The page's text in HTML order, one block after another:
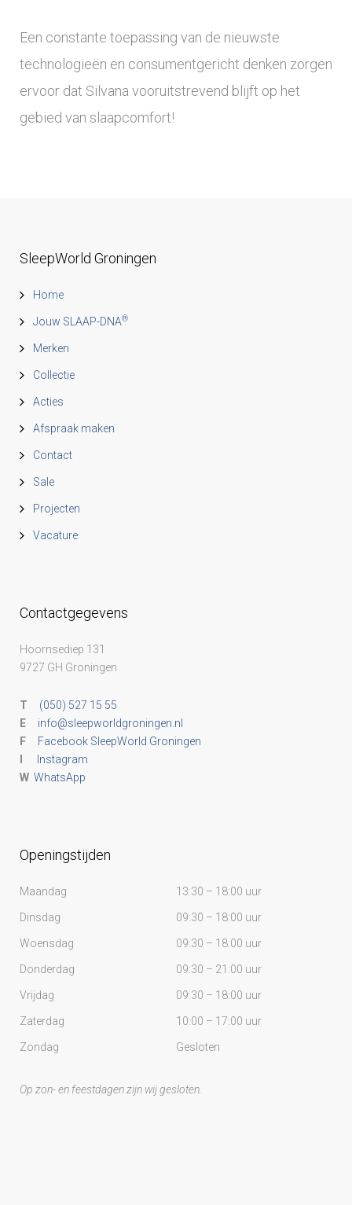
Een constante toepassing van de nieuwste
technologieën en consumentgericht denken zorgen
ervoor dat Silvana vooruitstrevend blijft op het
gebied van slaapcomfort!
SleepWorld Groningen
Home
Jouw SLAAP-DNA®
Merken
Collectie
Acties
Afspraak maken
Contact
Sale
Projecten
Vacature
Contactgegevens
Hoornsediep 131
9727 GH Groningen
T
(050) 527 15 55
E
info@sleepworldgroningen.nl
F
Facebook SleepWorld Groningen
Instagram
W WhatsApp
Openingstijden
Maandag 13:30 – 18:00 uur
Dinsdag 09:30 – 18:00 uur
Woensdag 09:30 – 18:00 uur
Donderdag 09:30 – 21:00 uur
Vrijdag 09:30 – 18:00 uur
Zaterdag 10:00 – 17:00 uur
Zondag Gesloten
Op zon- en feestdagen zijn wij gesloten.